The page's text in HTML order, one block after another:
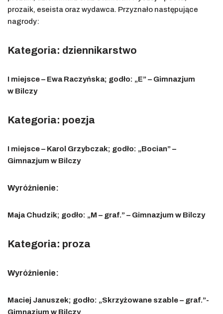
prozaik, eseista oraz wydawca. Przyznało następujące
nagrody:
Kategoria: dziennikarstwo
I miejsce – Ewa Raczyńska; godło: „E” – Gimnazjum
w Bilczy
Kategoria: poezja
I miejsce – Karol Grzybczak; godło: „Bocian” –
Gimnazjum w Bilczy
Wyróżnienie:
Maja Chudzik; godło: „M – graf.” – Gimnazjum w Bilczy
Kategoria: proza
Wyróżnienie:
Maciej Januszek; godło: „Skrzyżowane szable – graf.”-
Gimnazjum w Bilczy